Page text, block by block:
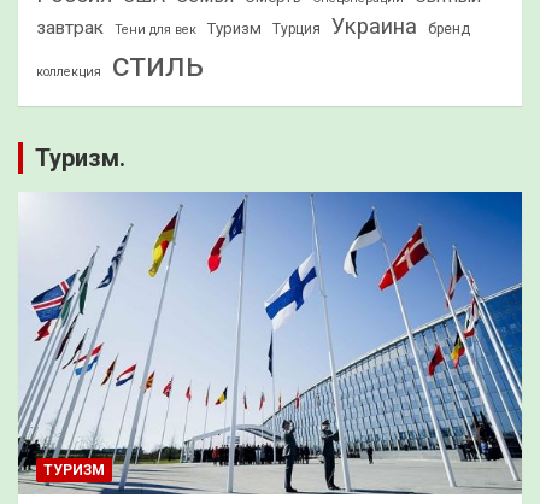
завтрак
Тени для век Туризм Турция Украина бренд
коллекция стиль
Туризм.
ТУРИЗМ